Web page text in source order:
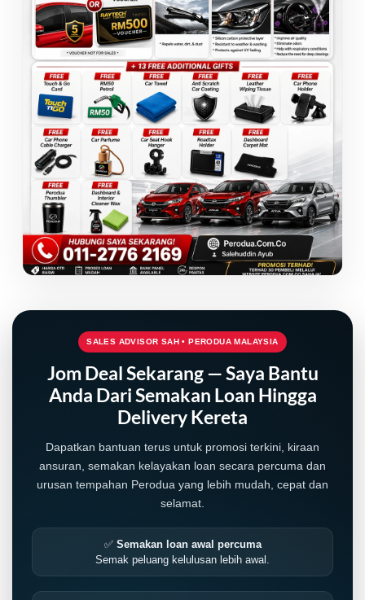
SALES ADVISOR SAH • PERODUA MALAYSIA
Jom Deal Sekarang — Saya Bantu
Anda Dari Semakan Loan Hingga
Delivery Kereta
Dapatkan bantuan terus untuk promosi terkini, kiraan
ansuran, semakan kelayakan loan secara percuma dan
urusan tempahan Perodua yang lebih mudah, cepat dan
selamat.
✅ Semakan loan awal percuma
Semak peluang kelulusan lebih awal.